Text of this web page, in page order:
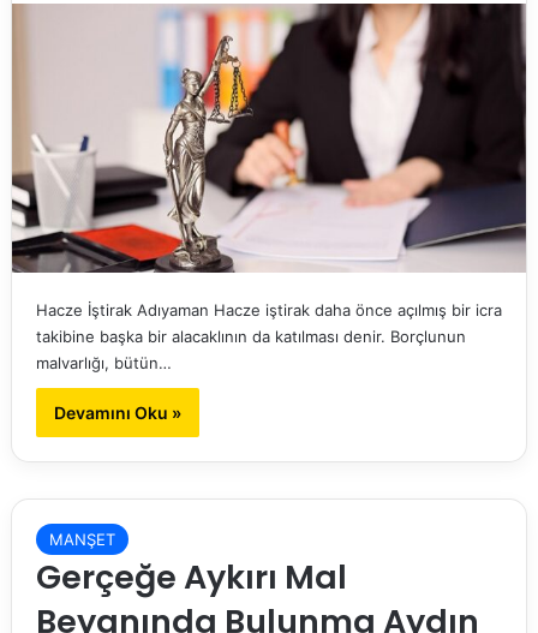
Hacze İştirak Adıyaman Hacze iştirak daha önce açılmış bir icra
takibine başka bir alacaklının da katılması denir. Borçlunun
malvarlığı, bütün…
Devamını Oku »
MANŞET
Gerçeğe Aykırı Mal
Beyanında Bulunma Aydın